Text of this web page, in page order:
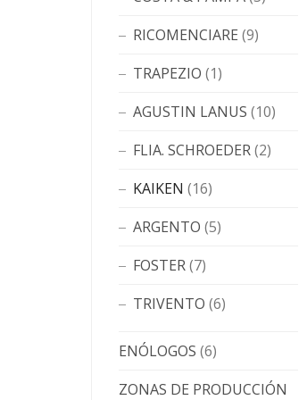
RICOMENCIARE (9)
TRAPEZIO (1)
AGUSTIN LANUS (10)
FLIA. SCHROEDER(2)
KAIKEN (16)
ARGENTO (5)
FOSTER(7)
TRIVENTO (6)
ENÓLOGOS (6)
ZONAS DE PRODUCCIÓN